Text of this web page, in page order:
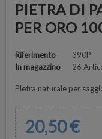
PIETRA DI
PER ORO
Riferimento
390P
In magazzino
26
Pietra naturale per
20,50 €